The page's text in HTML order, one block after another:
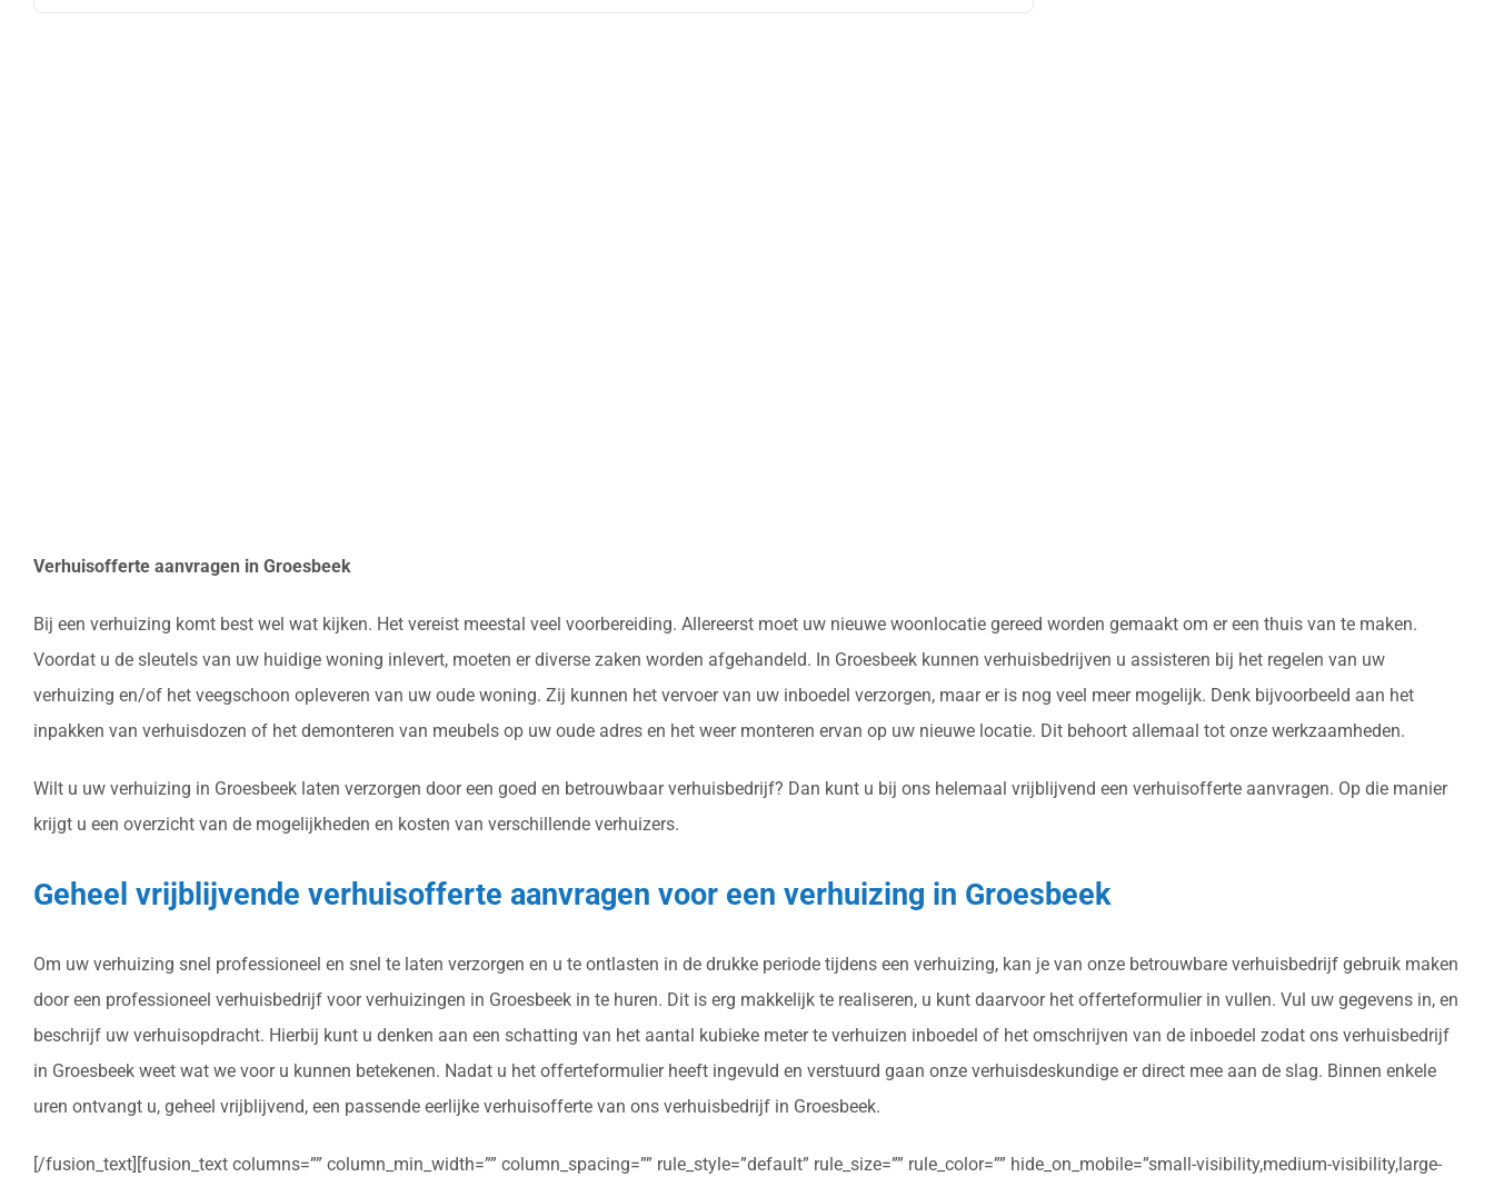
Verhuisofferte aanvragen in Groesbeek
Bij een verhuizing komt best wel wat kijken. Het vereist meestal veel voorbereiding. Allereerst moet uw nieuwe woonlocatie gereed worden gemaakt om er een thuis van te maken.
Voordat u de sleutels van uw huidige woning inlevert, moeten er diverse zaken worden afgehandeld. In Groesbeek kunnen verhuisbedrijven u assisteren bij het regelen van uw
verhuizing en/of het veegschoon opleveren van uw oude woning. Zij kunnen het vervoer van uw inboedel verzorgen, maar er is nog veel meer mogelijk. Denk bijvoorbeeld aan het
inpakken van verhuisdozen of het demonteren van meubels op uw oude adres en het weer monteren ervan op uw nieuwe locatie. Dit behoort allemaal tot onze werkzaamheden.
Wilt u uw verhuizing in Groesbeek laten verzorgen door een goed en betrouwbaar verhuisbedrijf? Dan kunt u bij ons helemaal vrijblijvend een verhuisofferte aanvragen. Op die manier
krijgt u een overzicht van de mogelijkheden en kosten van verschillende verhuizers.
Geheel vrijblijvende verhuisofferte aanvragen voor een verhuizing in Groesbeek
Om uw verhuizing snel professioneel en snel te laten verzorgen en u te ontlasten in de drukke periode tijdens een verhuizing, kan je van onze betrouwbare verhuisbedrijf gebruik maken
door een professioneel verhuisbedrijf voor verhuizingen in Groesbeek in te huren. Dit is erg makkelijk te realiseren, u kunt daarvoor het offerteformulier in vullen. Vul uw gegevens in, en
beschrijf uw verhuisopdracht. Hierbij kunt u denken aan een schatting van het aantal kubieke meter te verhuizen inboedel of het omschrijven van de inboedel zodat ons verhuisbedrijf
in Groesbeek weet wat we voor u kunnen betekenen. Nadat u het offerteformulier heeft ingevuld en verstuurd gaan onze verhuisdeskundige er direct mee aan de slag. Binnen enkele
uren ontvangt u, geheel vrijblijvend, een passende eerlijke verhuisofferte van ons verhuisbedrijf in Groesbeek.
[/fusion_text][fusion_text columns=”” column_min_width=”” column_spacing=”” rule_style=”default” rule_size=”” rule_color=”” hide_on_mobile=”small-visibility,medium-visibility,large-